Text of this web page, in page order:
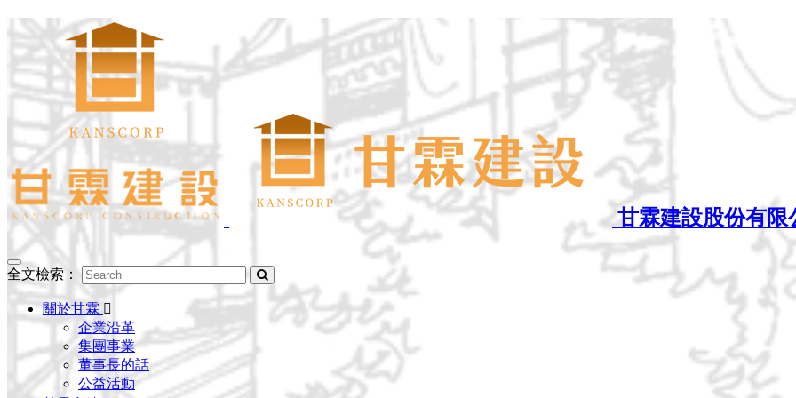
甘霖建設股份有限
Toggle
navigation
全文檢索：
關於甘霖
企業沿革
集團事業
董事長的話
公益活動